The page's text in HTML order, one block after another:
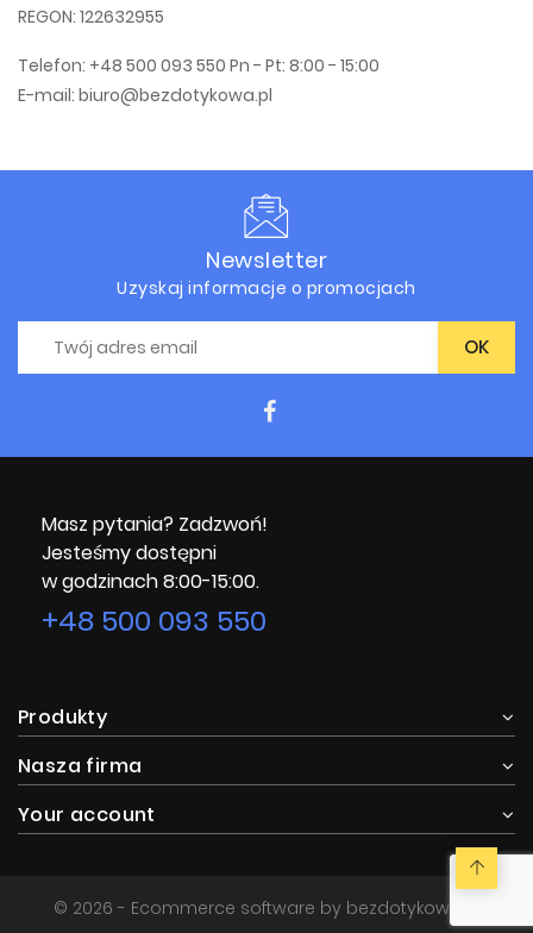
REGON: 122632955
Telefon: +48 500 093 550 Pn - Pt: 8:00 - 15:00
E-mail: biuro@bezdotykowa.pl
Newsletter
Uzyskaj informacje o promocjach
Masz pytania? Zadzwoń!
Jesteśmy dostępni
w godzinach 8:00-15:00.
+48 500 093 550
Produkty
Nasza firma
Your account
© 2026 - Ecommerce software by bezdotykowa.pl